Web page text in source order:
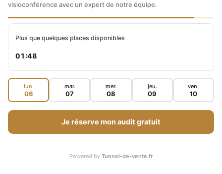
visioconférence avec un expert de notre équipe.
Plus que quelques places disponibles
01:46
lun.
06
mar.
07
mer.
08
jeu.
09
ven.
10
Je réserve mon audit gratuit
Powered by Tunnel-de-vente.fr